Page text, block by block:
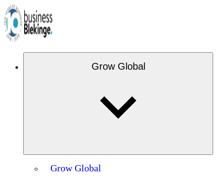
Grow Global
Grow Global